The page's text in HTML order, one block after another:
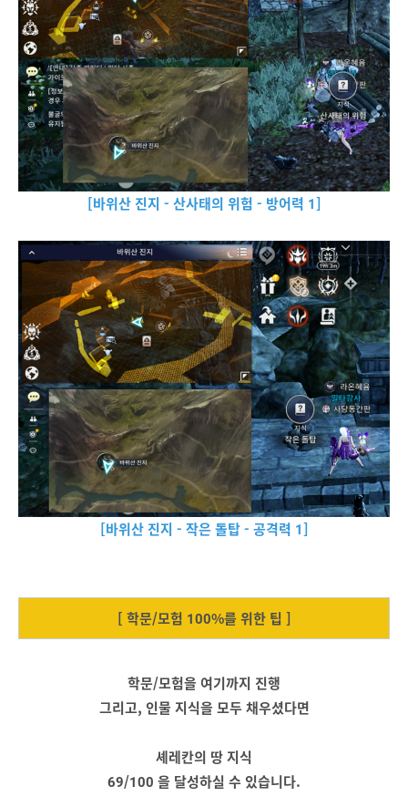
[바위산 진지 - 산사태의 위험 - 방어력 1]
[바위산 진지 - 작은 돌탑 - 공격력 1]
[ 학문/모험 100%를 위한 팁 ]
학문/모험을 여기까지 진행
그리고, 인물 지식을 모두 채우셨다면
셰레칸의 땅 지식
69/100 을 달성하실 수 있습니다.